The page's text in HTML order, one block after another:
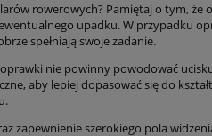
rowerowych? Pamiętaj o tym,
upadku. W przypadku
spełniają swoje zadanie.
nie powinny powodować
aby lepiej dopasować się do
zapewnienie szerokiego pola